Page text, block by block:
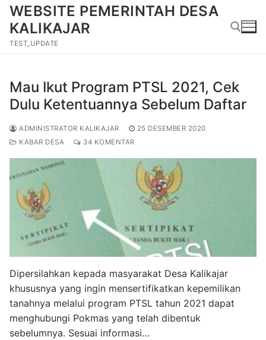
Lompat
konten
WEBSITE PEMERINTAH DESA
KALIKAJAR
TEST_UPDATE
Mau Ikut Program PTSL 2021, Cek
Dulu Ketentuannya Sebelum Daftar
ADMINISTRATOR KALIKAJAR
25 DESEMBER 2020
KABAR DESA
34 KOMENTAR
Dipersilahkan kepada masyarakat Desa Kalikajar
khususnya yang ingin mensertifikatkan kepemilikan
tanahnya melalui program PTSL tahun 2021 dapat
menghubungi Pokmas yang telah dibentuk
sebelumnya. Sesuai informasi…